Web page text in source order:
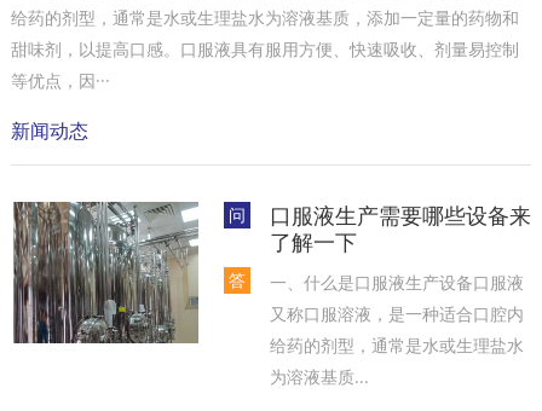
给药的剂型，通常是水或生理盐水为溶液基质，添加一定量的药物和
甜味剂，以提高口感。口服液具有服用方便、快速吸收、剂量易控制
等优点，因···
新闻动态
问
口服液生产需要哪些设备来
了解一下
答
一、什么是口服液生产设备口服液
又称口服溶液，是一种适合口腔内
给药的剂型，通常是水或生理盐水
为溶液基质...